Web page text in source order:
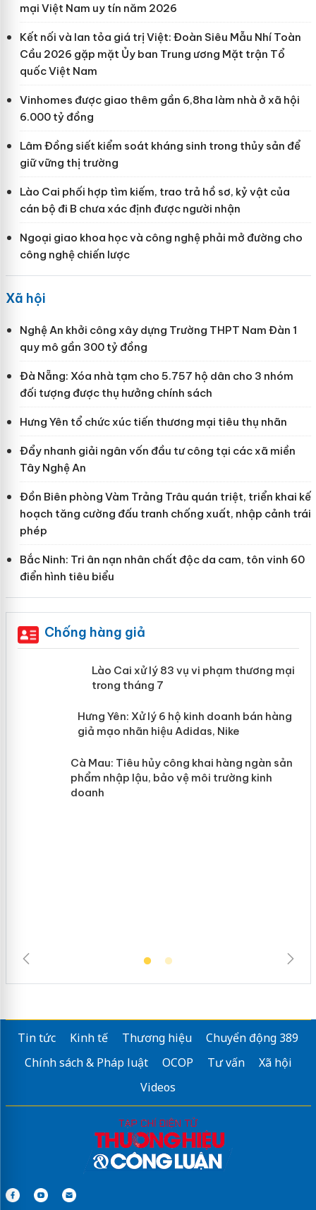
mại Việt Nam uy tín năm 2026
Kết nối và lan tỏa giá trị Việt: Đoàn Siêu Mẫu Nhí Toàn
Cầu 2026 gặp mặt Ủy ban Trung ương Mặt trận Tổ
quốc Việt Nam
Vinhomes được giao thêm gần 6,8ha làm nhà ở xã hội
6.000 tỷ đồng
Lâm Đồng siết kiểm soát kháng sinh trong thủy sản để
giữ vững thị trường
Lào Cai phối hợp tìm kiếm, trao trả hồ sơ, kỷ vật của
cán bộ đi B chưa xác định được người nhận
Ngoại giao khoa học và công nghệ phải mở đường cho
công nghệ chiến lược
Xã hội
Nghệ An khởi công xây dựng Trường THPT Nam Đàn 1
quy mô gần 300 tỷ đồng
Đà Nẵng: Xóa nhà tạm cho 5.757 hộ dân cho 3 nhóm
đối tượng được thụ hưởng chính sách
Hưng Yên tổ chức xúc tiến thương mại tiêu thụ nhãn
Đẩy nhanh giải ngân vốn đầu tư công tại các xã miền
Tây Nghệ An
Đồn Biên phòng Vàm Trảng Trâu quán triệt, triển khai kế
hoạch tăng cường đấu tranh chống xuất, nhập cảnh trái
phép
Bắc Ninh: Tri ân nạn nhân chất độc da cam, tôn vinh 60
điển hình tiêu biểu
Chống hàng giả
Lào Cai xử lý 83 vụ vi phạm thương
mại trong tháng 7
Hưng Yên: Xử lý 6 hộ kinh doanh bán
hàng giả mạo nhãn hiệu Adidas, Nike
Tin tức Kinh tế Thương hiệu
Chuyển động 389
Chính sách & Pháp luật
OCOP Tư vấn
Xã hội
Videos